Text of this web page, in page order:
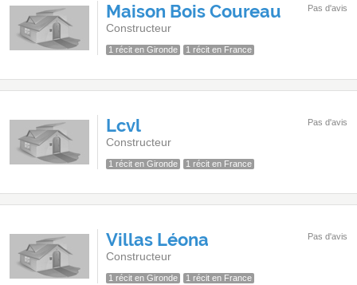
Maison Bois Coureau
Constructeur
1 récit en Gironde 1 récit en France
Pas d'avis
Lcvl
Constructeur
1 récit en Gironde 1 récit en France
Pas d'avis
Villas Léona
Constructeur
1 récit en Gironde 1 récit en France
Pas d'avis